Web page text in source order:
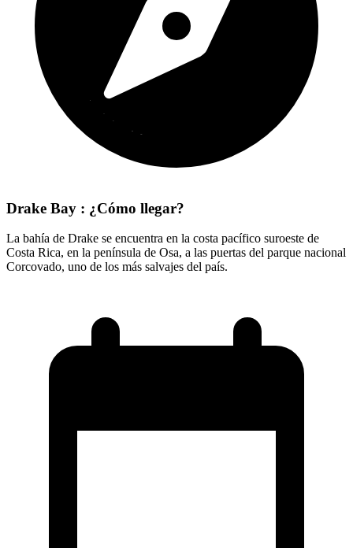
Drake Bay : ¿Cómo llegar?
La bahía de Drake se encuentra en la costa pacífico suroeste de
Costa Rica, en la península de Osa, a las puertas del parque nacional
Corcovado, uno de los más salvajes del país.